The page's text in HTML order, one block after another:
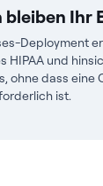
bleiben Ihr
Deployment
HIPAA und
ohne dass eine
ist.